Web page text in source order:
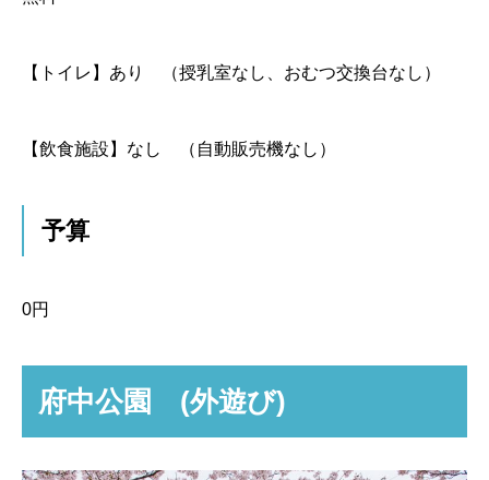
【トイレ】 あり （授乳室なし、おむつ交換台なし）
【飲食施設】 なし （自動販売機なし）
予算
0円
府中公園 (外遊び)